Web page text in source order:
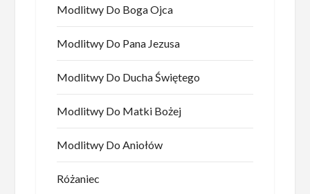
Modlitwy Do Boga Ojca
Modlitwy Do Pana Jezusa
Modlitwy Do Ducha Świętego
Modlitwy Do Matki Bożej
Modlitwy Do Aniołów
Różaniec